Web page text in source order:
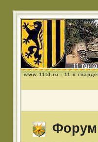
www.11td.ru - 11-я
Форум